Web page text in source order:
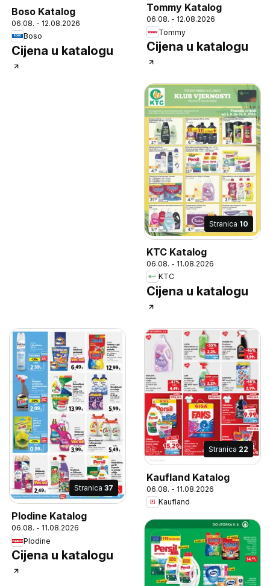
Boso Katalog
06.08. - 12.08.2026
Boso
Cijena u katalogu
Tommy Katalog
06.08. - 12.08.2026
Tommy
Cijena u katalogu
Stranica 10
KTC Katalog
06.08. - 11.08.2026
KTC
Cijena u katalogu
Stranica 37
Plodine Katalog
06.08. - 11.08.2026
Plodine
Cijena u katalogu
Stranica 22
Kaufland Katalog
06.08. - 11.08.2026
Kaufland